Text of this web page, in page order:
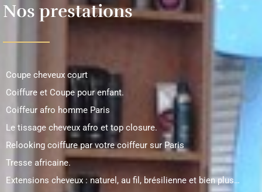
Nos prestations
Coupe cheveux court
Coiffure et Coupe pour enfant.
Coiffeur afro homme Paris
Le tissage cheveux afro et top closure.
Relooking coiffure par votre coiffeur sur Paris
Tresse africaine.
Extensions cheveux : naturel, au fil, brésilienne et bien plus…